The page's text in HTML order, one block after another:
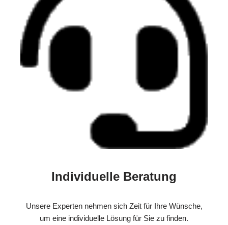
Individuelle Beratung
Unsere Experten nehmen sich Zeit für Ihre Wünsche,
um eine individuelle Lösung für Sie zu finden.